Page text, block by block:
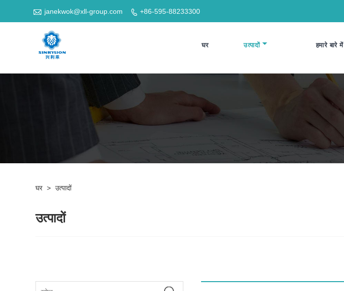
 janekwok@xll-group.com  +86-595-88233300
घर उत्पादों हमारे बारे में
घर > उत्पादों
उत्पादों